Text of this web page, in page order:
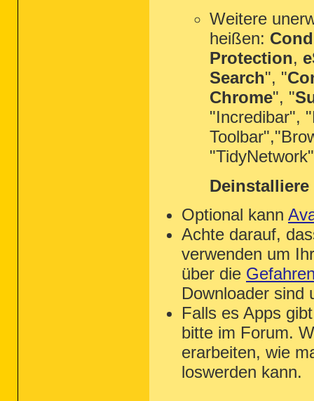
Weitere
heißen:
Protection,
Search", "
Chrome", "
"Incredibar",
Deinstalliere
Optional kann
Achte darauf,
verwenden um
über die
Downloader sind
Falls es Apps
bitte im Forum.
erarbeiten, wie
loswerden kann.